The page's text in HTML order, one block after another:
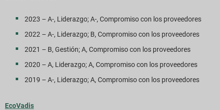
Descargas de informes
2023 – A-, Liderazgo; A-, Compromiso con los proveedores
2022 – A-, Liderazgo; B, Compromiso con los proveedores
2021 – B, Gestión; A, Compromiso con los proveedores
2020 – A, Liderazgo; A, Compromiso con los proveedores
2019 – A-, Liderazgo; A, Compromiso con los proveedores
EcoVadis